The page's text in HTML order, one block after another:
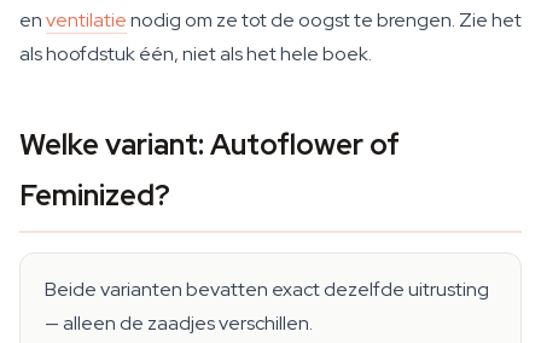
enventilatienodig om ze tot de oogst te brengen. Zie het
als hoofdstuk één, niet als het hele boek.
Welke variant: Autoflower of
Feminized?
Beide varianten bevatten exact dezelfde uitrusting
— alleen de zaadjes verschillen.